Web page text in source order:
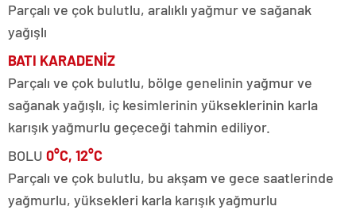
Parçalı ve çok bulutlu, aralıklı yağmur ve sağanak
yağışlı
BATI KARADENİZ
Parçalı ve çok bulutlu, bölge genelinin yağmur ve
sağanak yağışlı, iç kesimlerinin yükseklerinin karla
karışık yağmurlu geçeceği tahmin ediliyor.
BOLU 0°C, 12°C
Parçalı ve çok bulutlu, bu akşam ve gece saatlerinde
yağmurlu, yüksekleri karla karışık yağmurlu